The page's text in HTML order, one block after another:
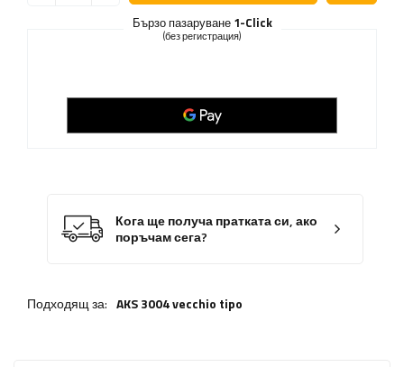
Бързо пазаруване 1-Click
(без регистрация)
Кога ще получа пратката си, ако
поръчам сега?
Подходящ за: AKS 3004 vecchio tipo